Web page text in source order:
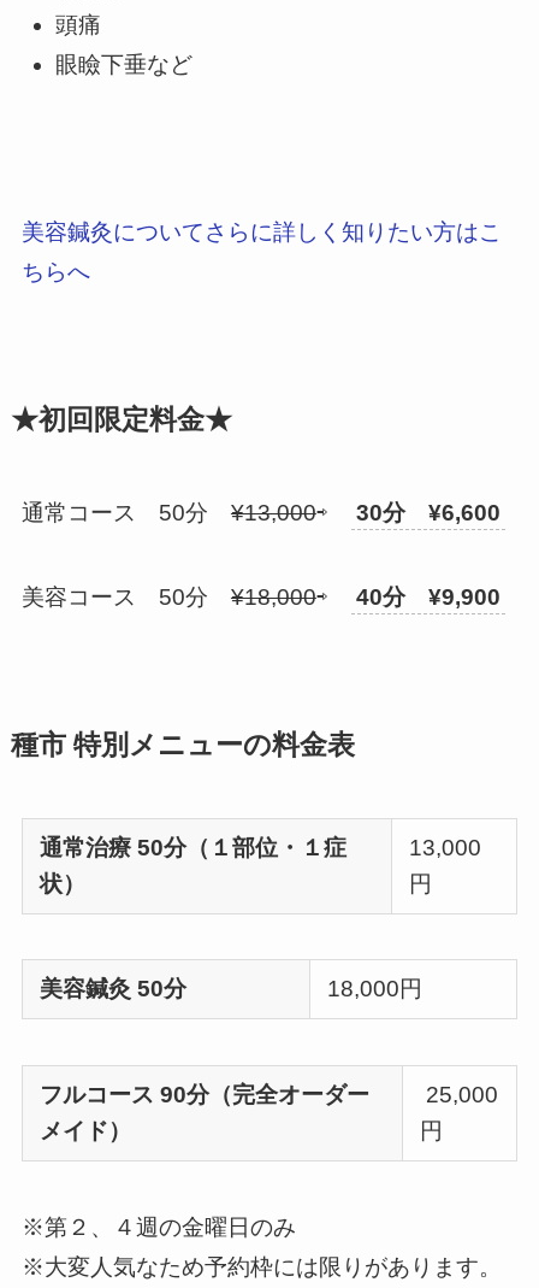
頭痛
眼瞼下垂など
美容鍼灸についてさらに詳しく知りたい方はこ
ちらへ
★初回限定料金★
通常コース 50分 ¥13,000⇨ 30分 ¥6,600
美容コース 50分 ¥18,000⇨ 40分 ¥9,900
種市 特別メニューの料金表
通常治療 50分（１部位・１症
状）
13,000
円
美容鍼灸 50分 18,000円
フルコース 90分（完全オーダー
メイド）
25,000
円
※第２、４週の金曜日のみ
※大変人気なため予約枠には限りがあります。